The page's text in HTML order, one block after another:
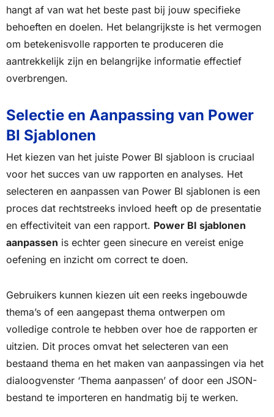
hangt af van wat het beste past bij jouw specifieke
behoeften en doelen. Het belangrijkste is het vermogen
om betekenisvolle rapporten te produceren die
aantrekkelijk zijn en belangrijke informatie effectief
overbrengen.
Selectie en Aanpassing van Power
BI Sjablonen
Het kiezen van het juiste Power BI sjabloon is cruciaal
voor het succes van uw rapporten en analyses. Het
selecteren en aanpassen van Power BI sjablonen is een
proces dat rechtstreeks invloed heeft op de presentatie
en effectiviteit van een rapport. Power BI sjablonen
aanpassen is echter geen sinecure en vereist enige
oefening en inzicht om correct te doen.
Gebruikers kunnen kiezen uit een reeks ingebouwde
thema’s of een aangepast thema ontwerpen om
volledige controle te hebben over hoe de rapporten er
uitzien. Dit proces omvat het selecteren van een
bestaand thema en het maken van aanpassingen via het
dialoogvenster ‘Thema aanpassen’ of door een JSON-
bestand te importeren en handmatig bij te werken.